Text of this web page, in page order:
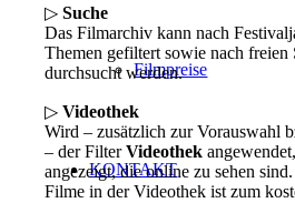
Filmpreise
KONTAKT
▷Suche
Das Filmarchiv kann nach
Themen gefiltert sowie nach freien
durchsucht werden.
▷Videothek
Wird – zusätzlich zur Vorauswahl
– der FilterVideothek
angezeigt, die online zu sehen
Filme in der Videothek ist zum